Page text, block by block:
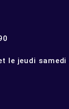
le jeudi samedi